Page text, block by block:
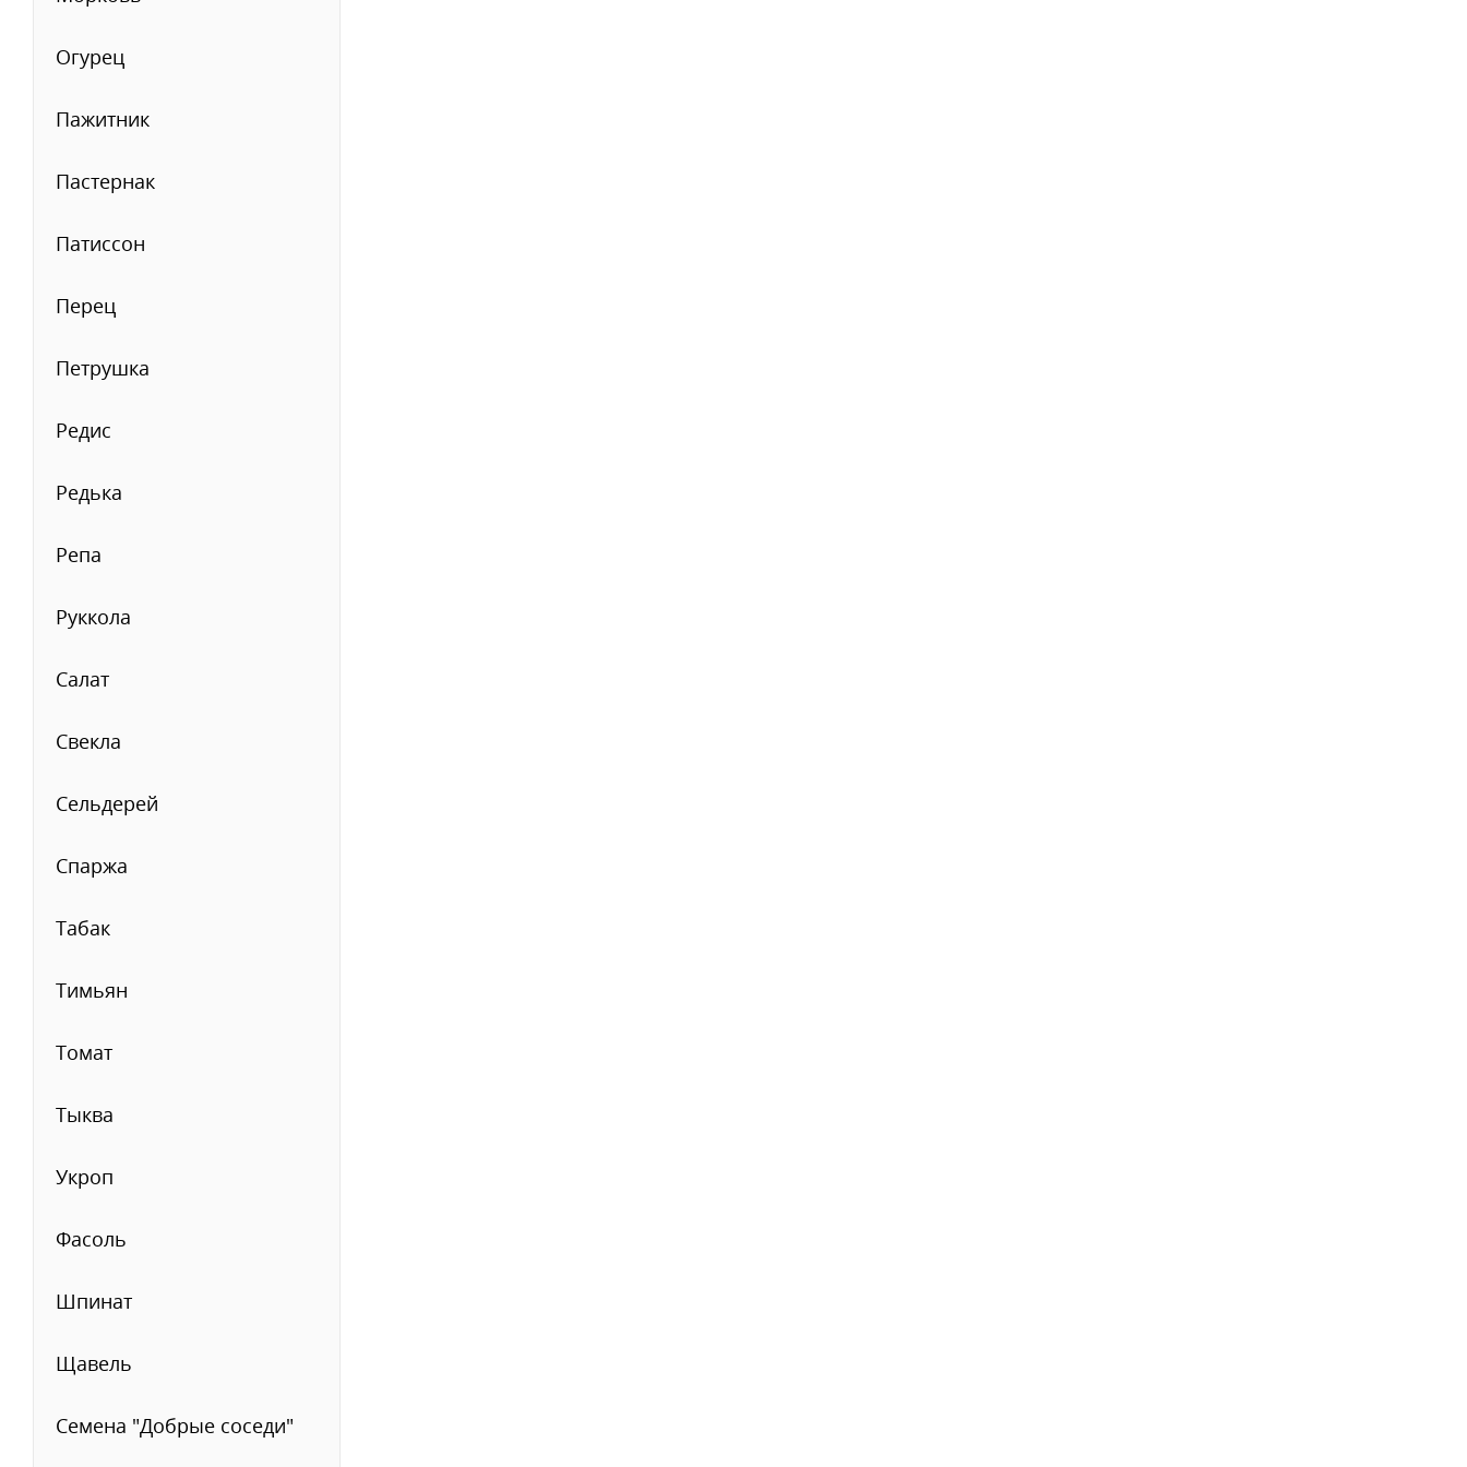
Огурец
Пажитник
Пастернак
Патиссон
Перец
Петрушка
Редис
Редька
Репа
Руккола
Салат
Свекла
Сельдерей
Спаржа
Табак
Тимьян
Томат
Тыква
Укроп
Фасоль
Шпинат
Щавель
Семена "Добрые соседи"